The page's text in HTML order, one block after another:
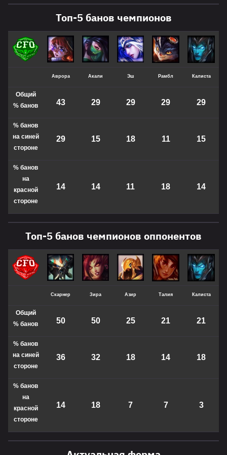
Топ-5 банов чемпионов
Аврора Акали Эш Рамбл Калиста
Общий
% банов 43 29 29 29 29
% банов
на синей
стороне
29 15 18 11 15
% банов
на
красной
стороне
14 14 11 18 14
Топ-5 банов чемпионов оппонентов
Скарнер Зира Азир Талия Калиста
Общий
% банов 50 50 25 21 21
% банов
на синей
стороне
36 32 18 14 18
% банов
на
красной
стороне
14 18 7 7 3